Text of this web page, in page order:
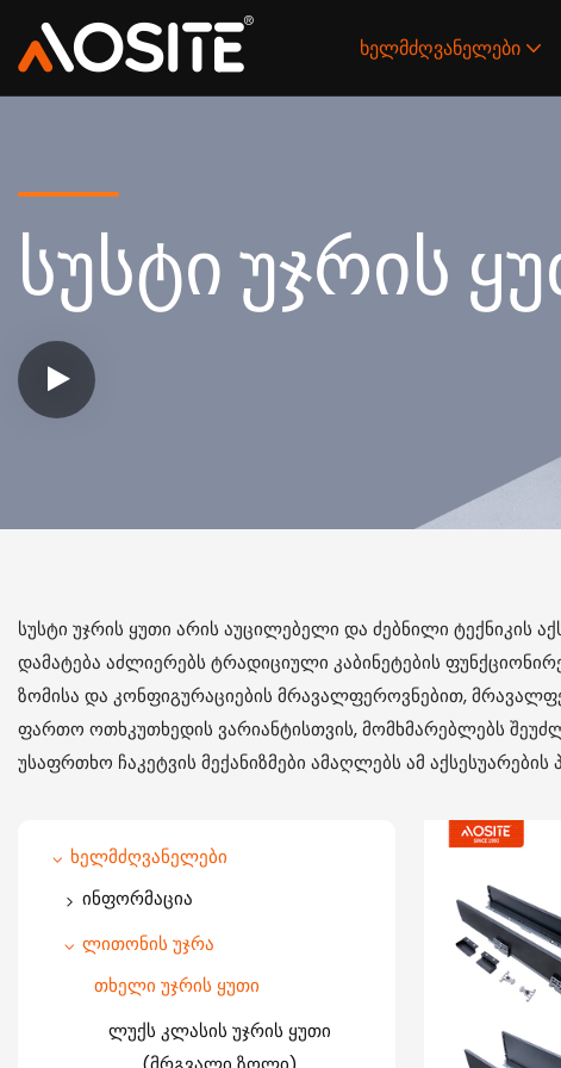
ხელმძღვანელები
სუსტი უჯრის
სუსტი უჯრის ყუთი არის აუცილებელი და ძებნილი ტექნიკის
დამატება აძლიერებს ტრადიციული კაბინეტების
ზომისა და კონფიგურაციების მრავალფეროვნებით,
ფართო ოთხკუთხედის ვარიანტისთვის, მომხმარებლებს
უსაფრთხო ჩაკეტვის მექანიზმები ამაღლებს ამ
ხელმძღვანელები
ინფორმაცია
ერთი გზა Hinge
ორმხრივი საკიდი
უჟანგავი ფოლადის საკიდი
ლითონის უჯრა
თხელი უჯრის ყუთი
ლუქს კლასის უჯრის ყუთი